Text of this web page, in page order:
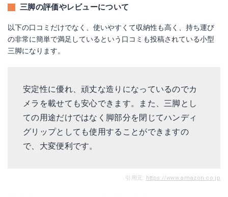
三脚の評価やレビューについて
以下の口コミだけでなく、使いやすくて収納性も高く、持ち運び
の非常に簡単で満足しているという口コミも投稿されている小型
三脚になります。
安定性に優れ、頑丈な造りになっているのでカ
メラを載せても安心できます。また、三脚とし
ての用途だけではなく脚部分を閉じてハンディ
グリップとしても使用することができますの
で、大変便利です。
引用元: https://www.amazon.co.jp